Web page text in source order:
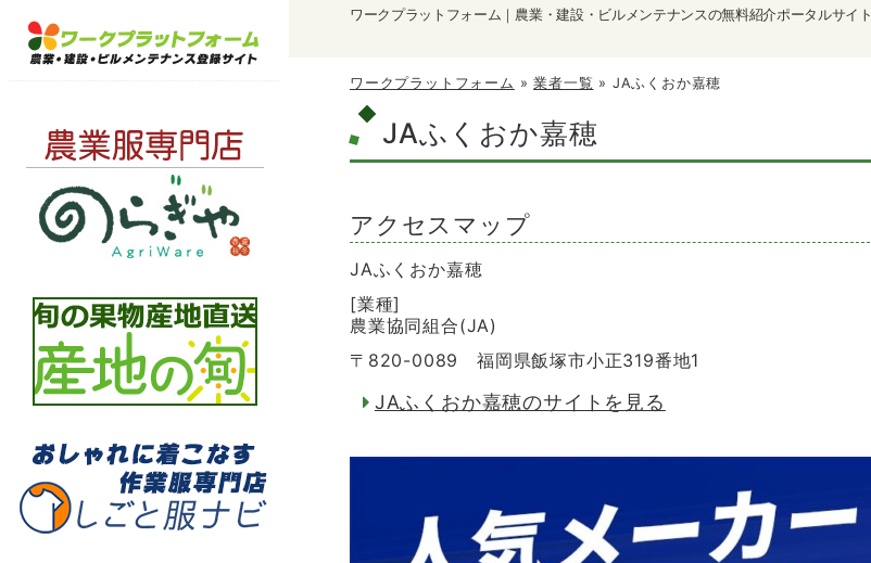
ワークプラットフォーム｜農業・建設・ビルメンテナンスの無料紹介ポータルサイト
ワークプラットフォーム »業者一覧 » JAふくおか嘉穂
JAふくおか嘉穂
アクセスマップ
JAふくおか嘉穂
[業種]
農業協同組合(JA)
〒820-0089 福岡県飯塚市小正319番地1
JAふくおか嘉穂のサイトを見る